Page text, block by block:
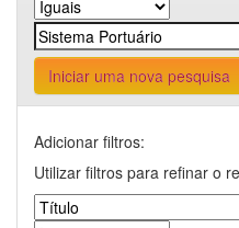
Iniciar uma nova pesquisa
Adicionar filtros:
Utilizar filtros para refinar o